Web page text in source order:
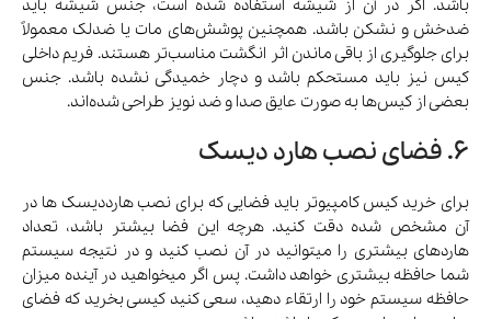
باشد. اگر در آن از شیشه استفاده شده است، جنس شیشه باید
ضدخش و نشکن باشد. همچنین پوشش‌های مات یا ضدلک معمولاً
برای جلوگیری از باقی ماندن اثر انگشت مناسب‌تر هستند. فریم داخلی
کیس نیز باید مستحکم باشد و دچار خمیدگی نشده باشد. جنس
بعضی از کیس‌ها به صورت عایق صدا و ضد نویز طراحی شده‌اند.
6. فضای نصب هارد دیسک
برای خرید کیس کامپیوتر باید فضایی که برای نصب هارددیسک ها در
آن مشخص شده دقت کنید. هرچه این فضا بیشتر باشد، تعداد
هاردهای بیشتری را میتوانید در آن نصب کنید و در نتیجه سیستم
شما حافظه بیشتری خواهد داشت. پس اگر میخواهید در آینده میزان
حافظه سیستم خود را ارتقاء دهید، سعی کنید کیسی بخرید که فضای